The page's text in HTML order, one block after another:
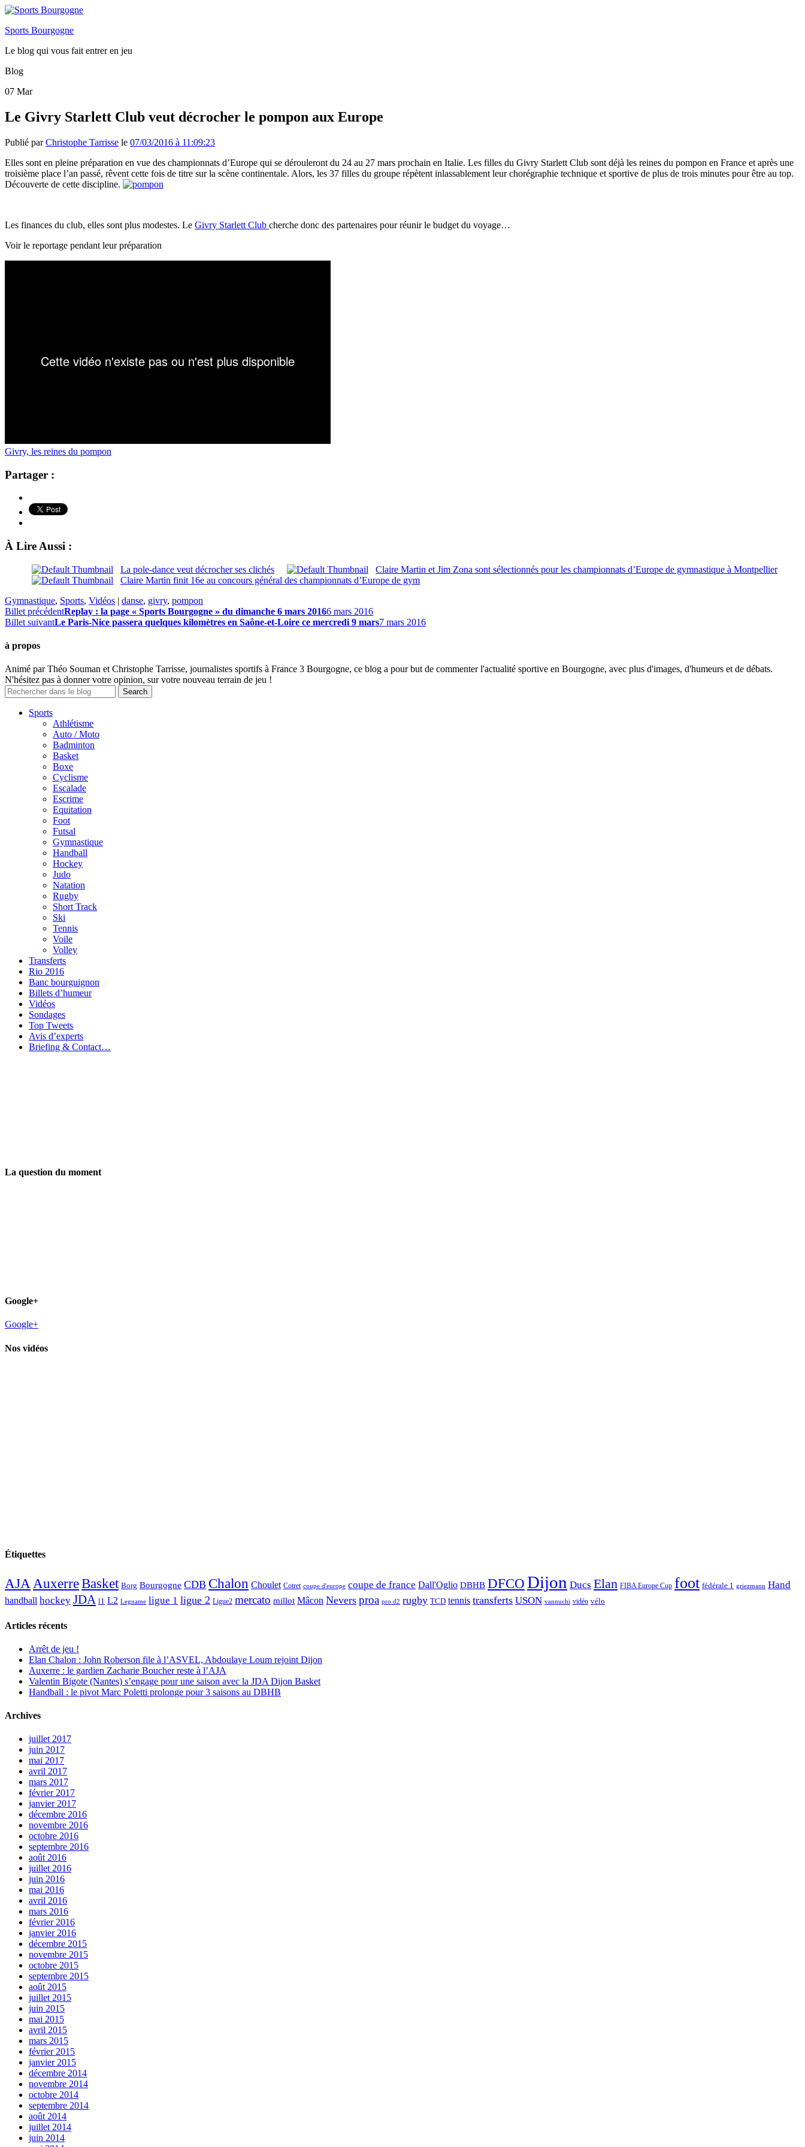
Sports Bourgogne
Le blog qui vous fait entrer en jeu
Blog
07 Mar
Le Givry Starlett Club veut décrocher le pompon aux Europe
Publié parChristophe Tarrisse le 07/03/2016 à 11:09:23
Elles sont en pleine préparation en vue des championnats d’Europe qui se dérouleront du 24 au 27 mars prochain en Italie. Les filles du Givry Starlett Club sont déjà les reines du pompon en France et après une
troisième place l’an passé, rêvent cette fois de titre sur la scène continentale. Alors, les 37 filles du groupe répètent inlassablement leur chorégraphie technique et sportive de plus de trois minutes pour être au top.
Découverte de cette discipline.
Les finances du club, elles sont plus modestes. Le Givry Starlett Club cherche donc des partenaires pour réunir le budget du voyage…
Voir le reportage pendant leur préparation
Givry, les reines du pompon
Partager :
À Lire Aussi :
La pole-dance veut décrocher ses clichés
Claire Martin et Jim Zona sont sélectionnés pour les championnats d’Europe de gymnastique à Montpellier
Claire Martin finit 16e au concours général des championnats d’Europe de gym
Gymnastique, Sports, Vidéos | danse, givry, pompon
Billet précédentReplay : la page « Sports Bourgogne » du dimanche 6 mars 20166 mars 2016
Billet suivantLe Paris-Nice passera quelques kilomètres en Saône-et-Loire ce mercredi 9 mars7 mars 2016
à propos
Animé par Théo Souman et Christophe Tarrisse, journalistes sportifs à France 3 Bourgogne, ce blog a pour but de commenter l'actualité sportive en Bourgogne, avec plus d'images, d'humeurs et de débats.
N'hésitez pas à donner votre opinion, sur votre nouveau terrain de jeu !
Sports
Athlétisme
Auto / Moto
Badminton
Basket
Boxe
Cyclisme
Escalade
Escrime
Equitation
Foot
Futsal
Gymnastique
Handball
Hockey
Judo
Natation
Rugby
Short Track
Ski
Tennis
Voile
Volley
Transferts
Rio 2016
Banc bourguignon
Billets d’humeur
Vidéos
Sondages
Top Tweets
Avis d’experts
Briefing & Contact…
La question du moment
Google+
Google+
Nos vidéos
Étiquettes
AJAAuxerreBasket Borg Bourgogne CDB Chalon Choulet Cotret coupe d'europe coupe de france Dall'Oglio DBHB DFCODijon Ducs Elan FIBA Europe Cup foot fédérale 1 griezmann Hand
handball hockey JDA l1 L2 Legname ligue 1 ligue 2 Ligue2 mercato millot Mâcon Nevers proa pro d2 rugby TCD tennis transferts USON vannuchi vidéo vélo
Articles récents
Arrêt de jeu !
Elan Chalon : John Roberson file à l’ASVEL, Abdoulaye Loum rejoint Dijon
Auxerre : le gardien Zacharie Boucher reste à l’AJA
Valentin Bigote (Nantes) s’engage pour une saison avec la JDA Dijon Basket
Handball : le pivot Marc Poletti prolonge pour 3 saisons au DBHB
Archives
juillet 2017
juin 2017
mai 2017
avril 2017
mars 2017
février 2017
janvier 2017
décembre 2016
novembre 2016
octobre 2016
septembre 2016
août 2016
juillet 2016
juin 2016
mai 2016
avril 2016
mars 2016
février 2016
janvier 2016
décembre 2015
novembre 2015
octobre 2015
septembre 2015
août 2015
juillet 2015
juin 2015
mai 2015
avril 2015
mars 2015
février 2015
janvier 2015
décembre 2014
novembre 2014
octobre 2014
septembre 2014
août 2014
juillet 2014
juin 2014